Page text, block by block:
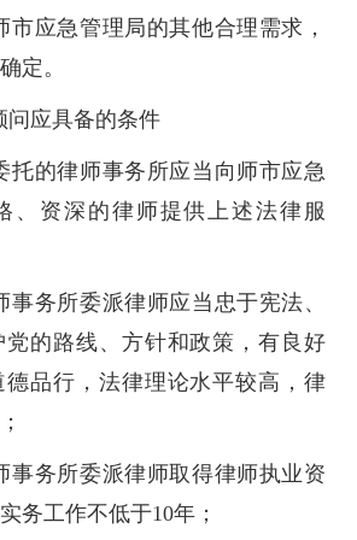
市应急管理局的其他合理需求，
定。
问应具备的条件
托的律师事务所应当向师市应急
、资深的律师提供上述法律服
事务所委派律师应当忠于宪法、
的路线、方针和政策，有良好
德品行，法律理论水平较高，律
事务所委派律师取得律师执业资
务工作不低于10年；